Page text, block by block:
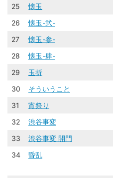
25
懐玉
26
懐玉-弐-
27
懐玉-参-
28
懐玉-肆-
29
玉折
30
そういうこと
31
宵祭り
32
渋谷事変
33
渋谷事変 開門
34
昏乱